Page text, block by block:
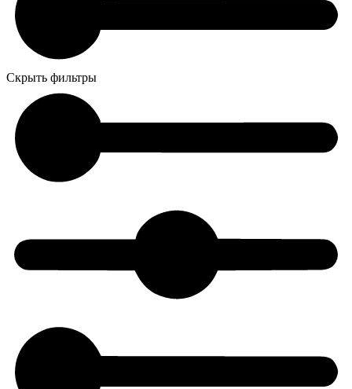
Скрыть фильтры